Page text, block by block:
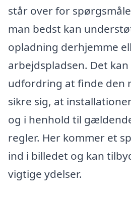
står over for
man bedst kan
opladning derhjemme
arbejdspladsen. Det
udfordring at finde den
sikre sig, at
og i henhold til
regler. Her kommer et
ind i billedet og kan
vigtige ydelser.